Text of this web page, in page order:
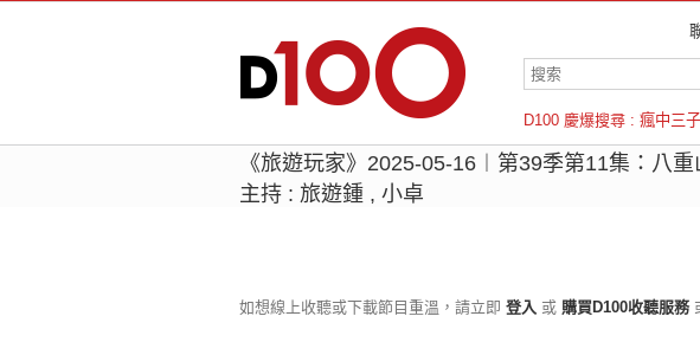
D100 慶爆搜尋 : 瘋中三子
羅倫斯
《旅遊玩家》2025-05-16︱第39季第11集：八重
主持 : 旅遊鍾 , 小卓
如想線上收聽或下載節目重溫，請立即 登入 或 購買D100收聽服務